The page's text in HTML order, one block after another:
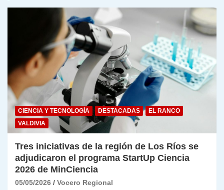
CIENCIA Y TECNOLOGÍA DESTACADAS
EL RANCO
VALDIVIA
Tres iniciativas de la región de Los Ríos se
adjudicaron el programa StartUp Ciencia
2026 de MinCiencia
05/05/2026 Vocero Regional